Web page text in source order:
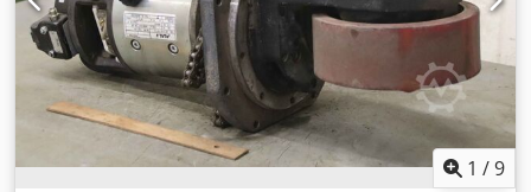
1 /9